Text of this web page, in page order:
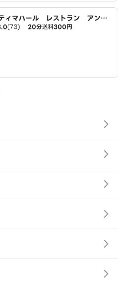
ィマハール レストラン アンド
(73) 20分送料300円